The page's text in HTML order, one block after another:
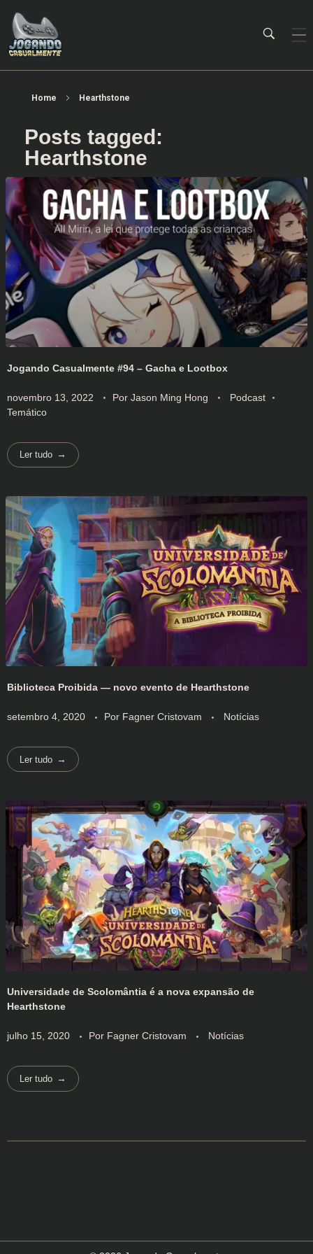
Home Hearthstone
Posts tagged:
Hearthstone
Jogando Casualmente #94 – Gacha e Lootbox
novembro 13, 2022 Por Jason Ming Hong
Podcast
Temático
Ler tudo
Biblioteca Proibida — novo evento de Hearthstone
setembro 4, 2020 Por Fagner Cristovam Notícias
Ler tudo
Universidade de Scolomântia é a nova expansão de
Hearthstone
julho 15, 2020 Por Fagner Cristovam Notícias
Ler tudo